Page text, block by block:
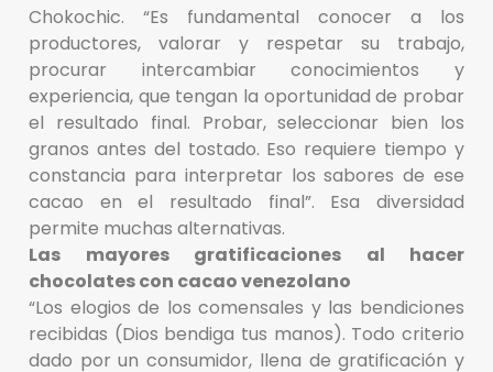
Chokochic. “Es fundamental conocer a los
productores, valorar y respetar su trabajo,
procurar intercambiar conocimientos y
experiencia, que tengan la oportunidad de probar
el resultado final. Probar, seleccionar bien los
granos antes del tostado. Eso requiere tiempo y
constancia para interpretar los sabores de ese
cacao en el resultado final”. Esa diversidad
permite muchas alternativas.
Las mayores gratificaciones al hacer
chocolates con cacao venezolano
“Los elogios de los comensales y las bendiciones
recibidas (Dios bendiga tus manos). Todo criterio
dado por un consumidor, llena de gratificación y